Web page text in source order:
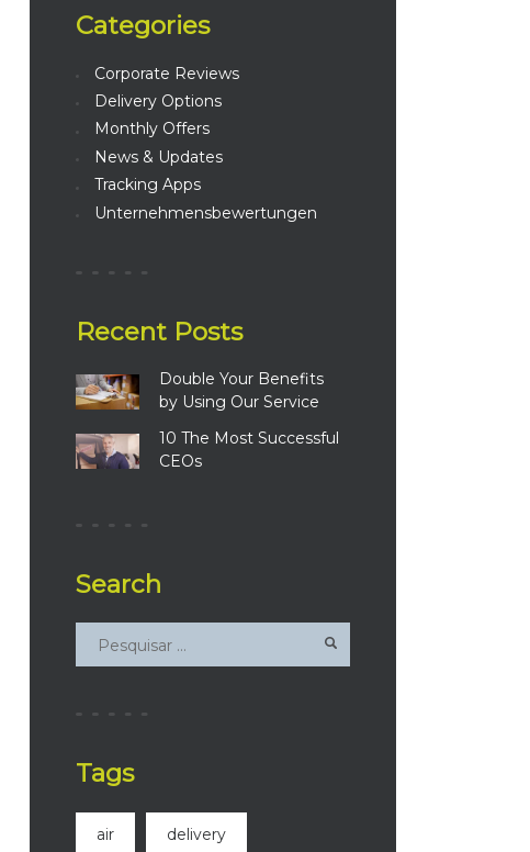
Categories
Corporate Reviews
Delivery Options
Monthly Offers
News & Updates
Tracking Apps
Unternehmensbewertungen
Recent Posts
Double Your Benefits
by Using Our Service
10 The Most Successful
CEOs
Search
Tags
air delivery